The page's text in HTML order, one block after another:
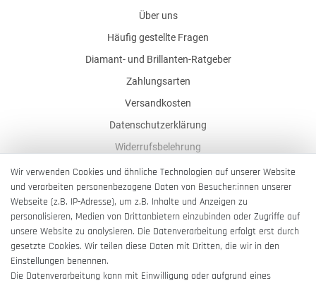
Über uns
Häufig gestellte Fragen
Diamant- und Brillanten-Ratgeber
Zahlungsarten
Versandkosten
Datenschutzerklärung
Widerrufsbelehrung
AGB
Impressum
Barrierefreiheitserklärung
Wir verwenden Cookies und ähnliche Technologien auf unserer Website
und verarbeiten personenbezogene Daten von Besucher:innen unserer
Webseite (z.B. IP-Adresse), um z.B. Inhalte und Anzeigen zu
personalisieren, Medien von Drittanbietern einzubinden oder Zugriffe auf
unsere Website zu analysieren. Die Datenverarbeitung erfolgt erst durch
gesetzte Cookies. Wir teilen diese Daten mit Dritten, die wir in den
Einstellungen benennen.
Die Datenverarbeitung kann mit Einwilligung oder aufgrund eines